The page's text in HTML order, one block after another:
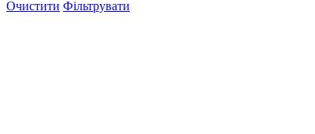
Очистити Фільтрувати